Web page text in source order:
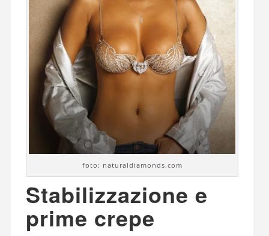
foto: naturaldiamonds.com
Stabilizzazione e
prime crepe